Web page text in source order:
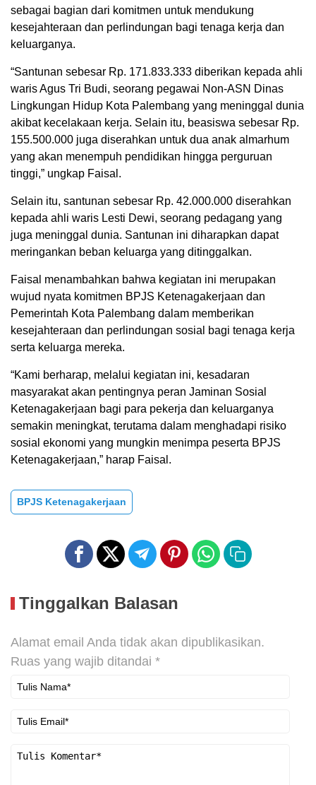
sebagai bagian dari komitmen untuk mendukung
kesejahteraan dan perlindungan bagi tenaga kerja dan
keluarganya.
“Santunan sebesar Rp. 171.833.333 diberikan kepada ahli
waris Agus Tri Budi, seorang pegawai Non-ASN Dinas
Lingkungan Hidup Kota Palembang yang meninggal dunia
akibat kecelakaan kerja. Selain itu, beasiswa sebesar Rp.
155.500.000 juga diserahkan untuk dua anak almarhum
yang akan menempuh pendidikan hingga perguruan
tinggi,” ungkap Faisal.
Selain itu, santunan sebesar Rp. 42.000.000 diserahkan
kepada ahli waris Lesti Dewi, seorang pedagang yang
juga meninggal dunia. Santunan ini diharapkan dapat
meringankan beban keluarga yang ditinggalkan.
Faisal menambahkan bahwa kegiatan ini merupakan
wujud nyata komitmen BPJS Ketenagakerjaan dan
Pemerintah Kota Palembang dalam memberikan
kesejahteraan dan perlindungan sosial bagi tenaga kerja
serta keluarga mereka.
“Kami berharap, melalui kegiatan ini, kesadaran
masyarakat akan pentingnya peran Jaminan Sosial
Ketenagakerjaan bagi para pekerja dan keluarganya
semakin meningkat, terutama dalam menghadapi risiko
sosial ekonomi yang mungkin menimpa peserta BPJS
Ketenagakerjaan,” harap Faisal.
BPJS Ketenagakerjaan
Tinggalkan Balasan
Alamat email Anda tidak akan dipublikasikan.
Ruas yang wajib ditandai *